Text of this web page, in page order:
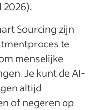
2026).
Sourcing zijn
te
menselijke
Je kunt de AI-
altijd
of negeren op